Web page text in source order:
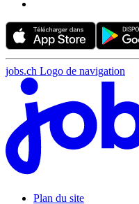
jobs.ch Logo de navigation
Plan du site